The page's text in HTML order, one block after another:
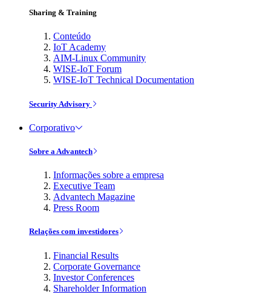
Sharing & Training
Conteúdo
IoT Academy
AIM-Linux Community
WISE-IoT Forum
WISE-IoT Technical Documentation
Security Advisory
Corporativo
Sobre a Advantech
Informações sobre a empresa
Executive Team
Advantech Magazine
Press Room
Relações com investidores
Financial Results
Corporate Governance
Investor Conferences
Shareholder Information